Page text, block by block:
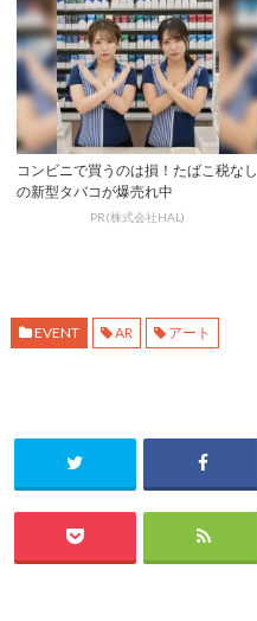
コンビニで買うのは損！たばこ税なし
の新型タバコが爆売れ中
PR(株式会社HAL)
EVENT AR アート